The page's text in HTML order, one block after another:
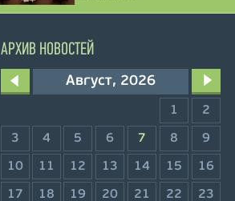
АРХИВ НОВОСТЕЙ
Август, 2026
1 2
3 4 5 6 7 8 9
10 11 12 13 14 15 16
17 18 19 20 21 22 23